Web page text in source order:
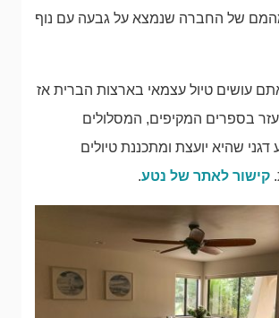
של החברה שנמצא על גבעה עם נוף
עושים טיול עצמאי בארצות הברית אז
בספרים המקיפים, המסלולים
שהיא יועצת ומתכננת טיולים
קישור לאתר של נטע.